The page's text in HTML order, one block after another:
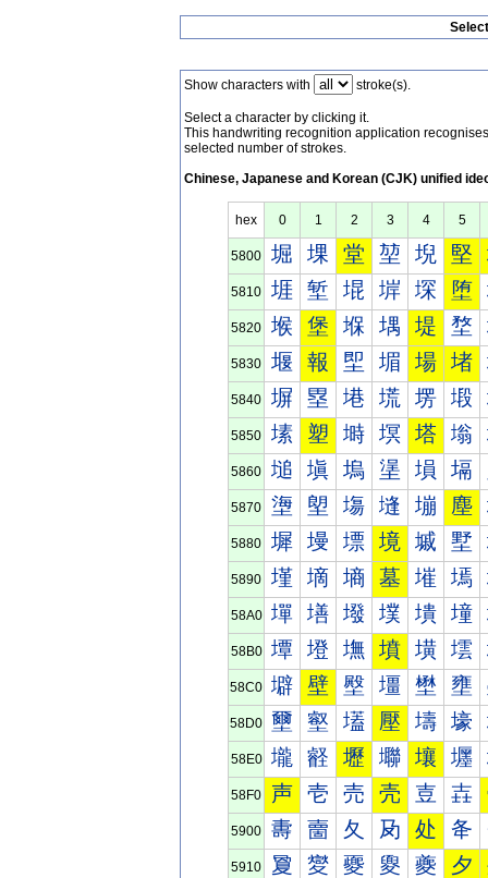
Show characters with stroke(s).
Select a character by clicking it.
This handwriting recognition application
selected number of strokes.
Chinese, Japanese and Korean (CJK) unified
hex 0 1 2 3 4 5
5800 堀 堁 堂 堃 堄 堅
5810 堐 堑 堒 堓 堔 堕
5820 堠 堡 堢 堣 堤 堥
5830 堰 報 堲 堳 場 堵
5840 塀 塁 塂 塃 塄 塅
5850 塐 塑 塒 塓 塔 塕
5860 塠 塡 塢 塣 塤 塥
5870 塰 塱 塲 塳 塴 塵
5880 墀 墁 墂 境 墄 墅
5890 墐 墑 墒 墓 墔 墕
58A0 墠 墡 墢 墣 墤 墥
58B0 墰 墱 墲 墳 墴 墵
58C0 壀 壁 壂 壃 壄 壅
58D0 壐 壑 壒 壓 壔 壕
58E0 壠 壡 壢 壣 壤 壥
58F0 声 壱 売 壳 壴 壵
5900 夀 夁 夂 夃 处 夅
5910 夐 夑 夒 夓 夔 夕